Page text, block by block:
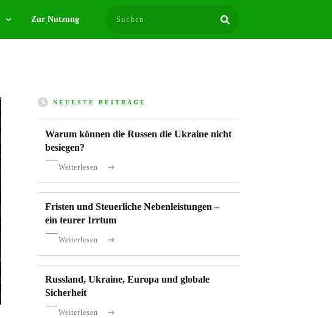
Zur Nutzung
NEUESTE BEITRÄGE
Warum können die Russen die Ukraine nicht
besiegen?
Weiterlesen
Fristen und Steuerliche Nebenleistungen –
ein teurer Irrtum
Weiterlesen
Russland, Ukraine, Europa und globale
Sicherheit
Weiterlesen